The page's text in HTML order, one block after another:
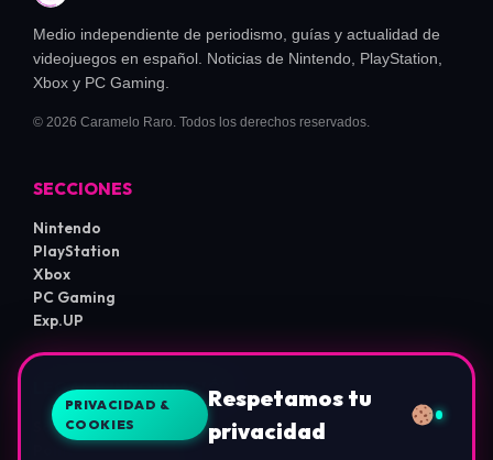
Medio independiente de periodismo, guías y actualidad de
videojuegos en español. Noticias de Nintendo, PlayStation,
Xbox y PC Gaming.
© 2026 Caramelo Raro. Todos los derechos reservados.
SECCIONES
Nintendo
PlayStation
Xbox
PC Gaming
Exp.UP
LEGAL E INFORMACIÓN
Sobre Nosotros
Política de Privacidad
PRIVACIDAD &
COOKIES
Respetamos tu
privacidad